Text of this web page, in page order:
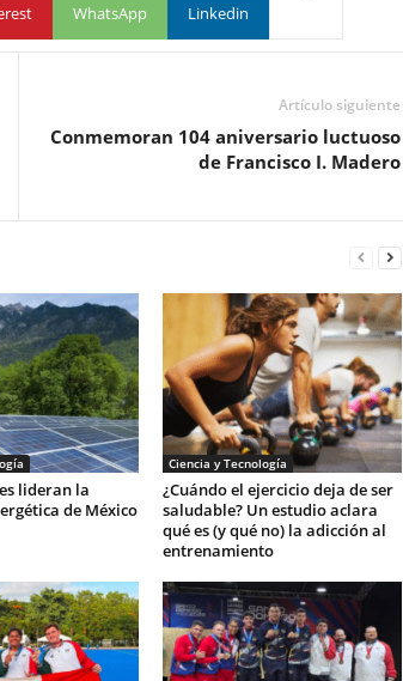
WhatsApp Linkedin
Artículo siguiente
Conmemoran 104 aniversario luctuoso
de Francisco I. Madero
lideran la
de México
Ciencia y Tecnología
¿Cuándo el ejercicio deja de ser
saludable? Un estudio aclara
qué es (y qué no) la adicción al
entrenamiento